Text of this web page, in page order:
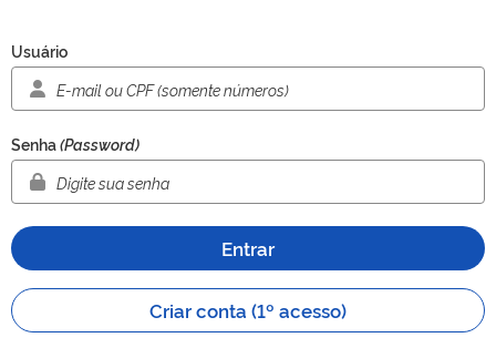
Usuário
Senha(Password)
Entrar
Criar conta (1º acesso)